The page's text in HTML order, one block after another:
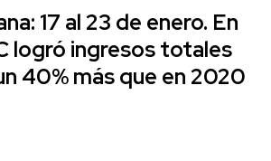
17 al 23 de enero. En
logró ingresos totales
40% más que en 2020